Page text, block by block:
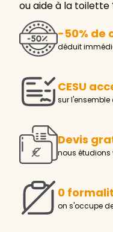
ou aide à la toilette
-50% de
déduit
CESU
sur l'ensemble
Devis
nous étudions
0
on s'occupe